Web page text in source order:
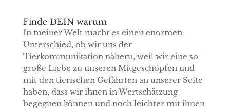
Finde DEIN warum
In meiner Welt macht es einen enormen
Unterschied, ob wir uns der
Tierkommunikation nähern, weil wir eine so
große Liebe zu unseren Mitgeschöpfen und
mit den tierischen Gefährten an unserer Seite
haben, dass wir ihnen in Wertschätzung
begegnen können und noch leichter mit ihnen